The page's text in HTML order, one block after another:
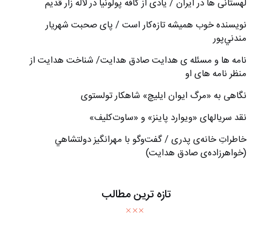
لهستانی ها در ایران / یادی از کافه پولونیا در لاله زار قدیم
نويسنده خوب هميشه تازه‌كار است / پای صحبت شهريار
مندني‌پور
نامه ها و مسئله ی هدایت صادق هدایت/ شناخت هدایت از
منظر نامه های او
نگاهی به «مرگ ايوان ايليچ» شاهکار تولستوی
نقد سریالهای «ویوارد پاینز» و «ساوت‌کلیف»
خاطراتِ خانه‌ی پدری / گفت‌وگو با مهرانگيز دولتشاهي
(خواهرزاده‌ی صادق هدايت)
تازه ترین مطالب